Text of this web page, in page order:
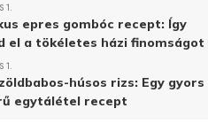
1.
epres gombóc recept: Így
el a tökéletes házi finomságot
1.
húsos rizs: Egy gyors
egytálétel recept